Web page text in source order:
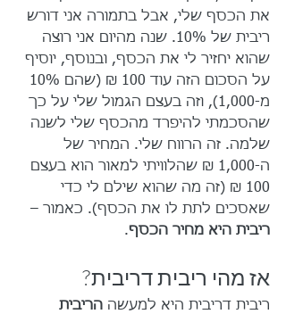
את הכסף שלי, אבל בתמורה אני דורש
ריבית של 10%. שנה מהיום אני רוצה
שהוא יחזיר לי את הכסף, ובנוסף, יוסיף
מ-1,000), וזה בעצם הגמול שלי על כך
שהסכמתי להיפרד מהכסף שלי לשנה
שלמה. זה הרווח שלי. המחיר של
ה-1,000 ₪ שהלוויתי למאור הוא בעצם
100 ₪ (זה מה שהוא שילם לי כדי
שאסכים לתת לו את הכסף). כאמור –
ריבית היא מחיר הכסף.
אז מהי ריבית דריבית?
ריבית דריבית היא למעשה הריבית